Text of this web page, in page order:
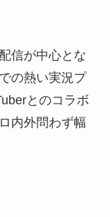
信が中心とな
の熱い実況プ
とのコラボ
内外問わず幅